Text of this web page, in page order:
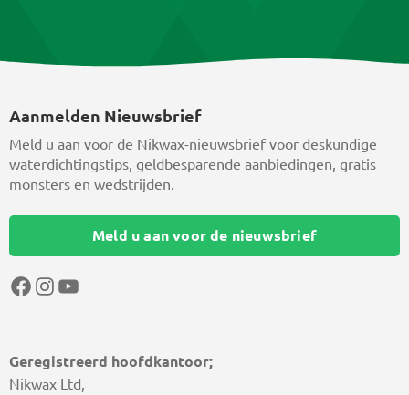
Geregistreerd hoofdkantoor;
Nikwax Ltd,
Aanmelden Nieuwsbrief
Meld u aan voor de Nikwax-nieuwsbrief voor deskundige
waterdichtingstips, geldbesparende aanbiedingen, gratis
monsters en wedstrijden.
Meld u aan voor de nieuwsbrief
Facebook
Instagram
YouTube